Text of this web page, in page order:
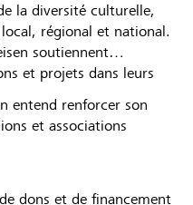
la diversité culturelle,
régional et national.
soutiennent
et projets dans leurs
entend renforcer son
et associations
dons et de financement